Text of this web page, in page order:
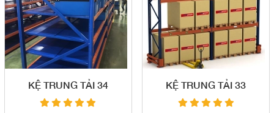
KỆ TRUNG TẢI 34 KỆ TRUNG TẢI 33